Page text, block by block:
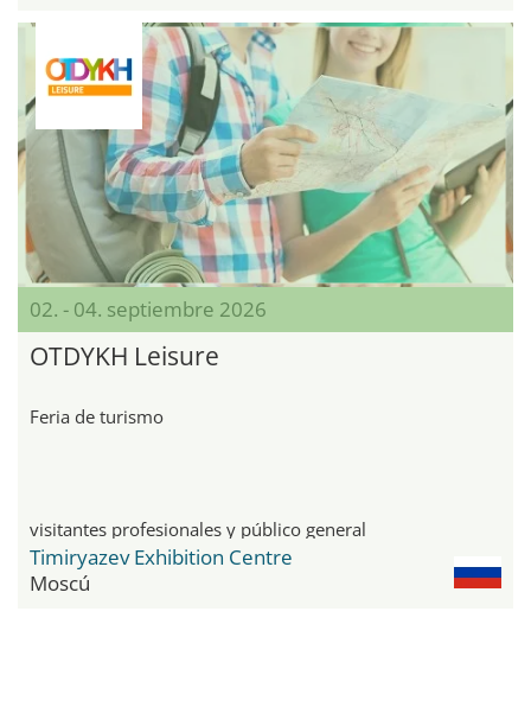
02. - 04. septiembre 2026
OTDYKH Leisure
Feria de turismo
visitantes profesionales y público general
Timiryazev Exhibition Centre
Moscú